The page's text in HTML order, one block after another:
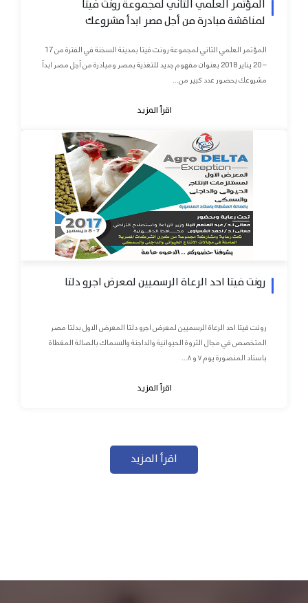
المؤتمر العلمي الثاني لمجموعة رونت فيتا
لمناقشة مبادرة من أجل مصر ابدأ مشروعك
المؤتمر العلمي الثاني لمجموعة رونت فيتا بمدينة السخنة في الفترة من 17
– 20 يناير 2018 بعنوان مفهوم جديد للتغذية بمصر ومبادرة من أجل مصر ابدأ
مشروعك بحضور عدد كبير من...
اقرأ المزيد
رونت فيتا احد الرعاة الرسميين لمعرض اجرو دلتا
رونت فيتا احد الرعاة الرسميين لمعرض اجرو دلتا المعرض الاول بدلتا مصر
المتخصص في مجال الثروة الحيوانية والداجنة والاسماك بالصالة المغطاة
باستاد المنصورة يوم ٧ و ٨...
اقرأ المزيد
اقرأ المزيد